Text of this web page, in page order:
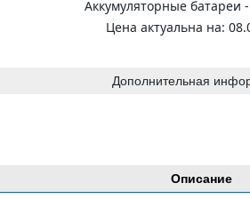
Описание
Аккумуляторные батареи
Цена актуальна на:
Дополнительная